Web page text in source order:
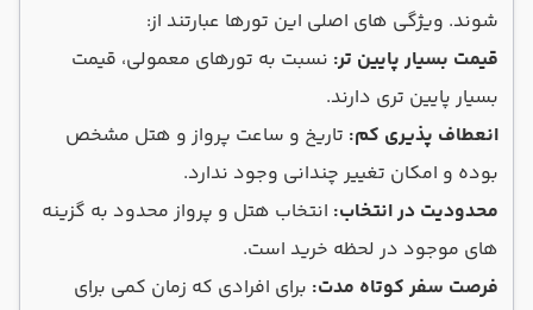
شوند. ویژگی های اصلی این تورها عبارتند از:
قیمت بسیار پایین تر: نسبت به تورهای معمولی، قیمت
بسیار پایین تری دارند.
انعطاف پذیری کم: تاریخ و ساعت پرواز و هتل مشخص
بوده و امکان تغییر چندانی وجود ندارد.
محدودیت در انتخاب: انتخاب هتل و پرواز محدود به گزینه
های موجود در لحظه خرید است.
فرصت سفر کوتاه مدت: برای افرادی که زمان کمی برای